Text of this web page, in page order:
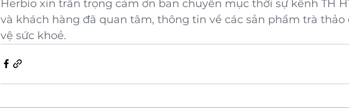
Herbio xin trân trọng cảm ơn ban chuyên mục thời sự kênh TH
và khách hàng đã quan tâm, thông tin về các sản phẩm trà thảo
vệ sức khoẻ.